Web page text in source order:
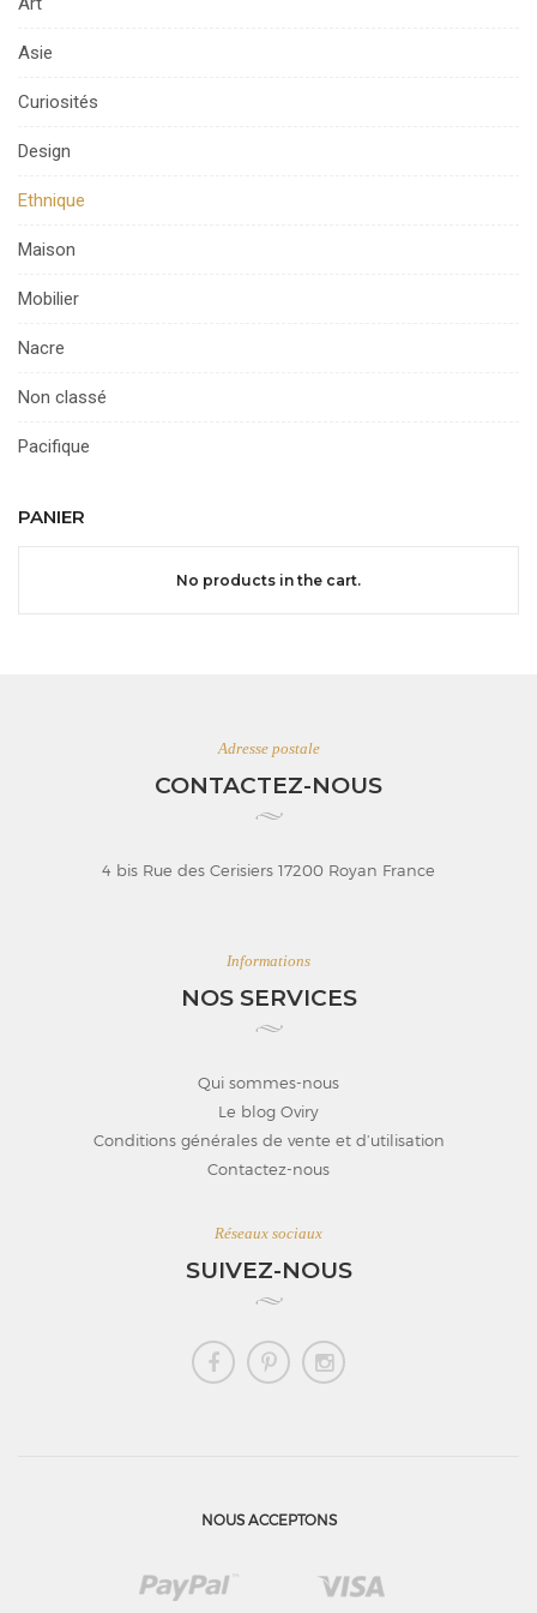
Asie
Curiosités
Design
Ethnique
Maison
Mobilier
Nacre
Non classé
Pacifique
PANIER
No products in the cart.
Adresse postale
CONTACTEZ-NOUS
4 bis Rue des Cerisiers 17200 Royan France
Informations
NOS SERVICES
Qui sommes-nous
Le blog Oviry
Conditions générales de vente et d’utilisation
Contactez-nous
Réseaux sociaux
SUIVEZ-NOUS
NOUS ACCEPTONS